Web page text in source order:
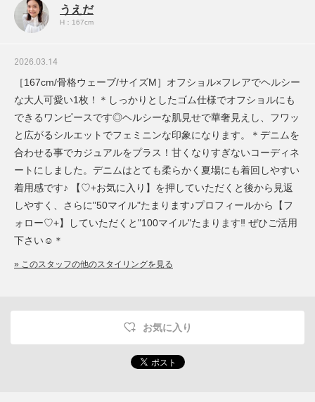
うえだ
H：167cm
2026.03.14
［167cm/骨格ウェーブ/サイズM］オフショル×フレアでヘルシー
な大人可愛い1枚！＊しっかりとしたゴム仕様でオフショルにも
できるワンピースです◎ヘルシーな肌見せで華奢見えし、フワッ
と広がるシルエットでフェミニンな印象になります。＊デニムを
合わせる事でカジュアルをプラス！甘くなりすぎないコーディネ
ートにしました。デニムはとても柔らかく夏場にも着回しやすい
着用感です♪ 【♡+お気に入り】を押していただくと後から見返
しやすく、さらに"50マイル"たまります♪プロフィールから【フ
ォロー♡+】していただくと"100マイル"たまります‼︎ ぜひご活用
下さい☺︎＊
» このスタッフの他のスタイリングを見る
お気に入り